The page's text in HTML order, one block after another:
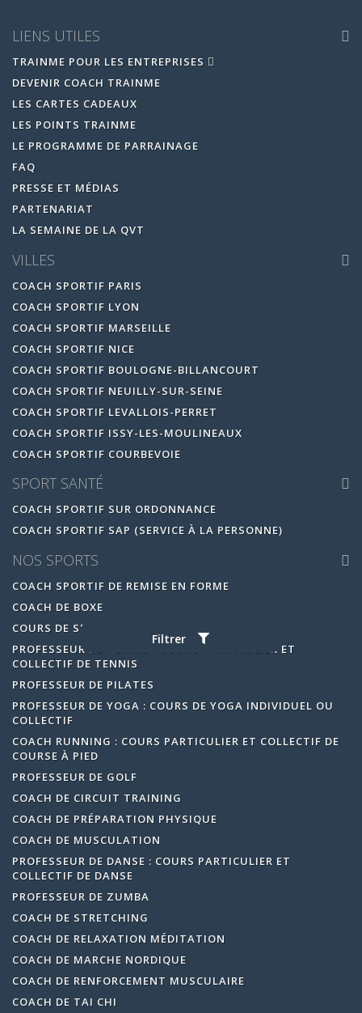
Filtrer
LIENS UTILES
TRAINME POUR LES ENTREPRISES
DEVENIR COACH TRAINME
LES CARTES CADEAUX
LES POINTS TRAINME
LE PROGRAMME DE PARRAINAGE
FAQ
PRESSE ET MÉDIAS
PARTENARIAT
LA SEMAINE DE LA QVT
VILLES
COACH SPORTIF PARIS
COACH SPORTIF LYON
COACH SPORTIF MARSEILLE
COACH SPORTIF NICE
COACH SPORTIF BOULOGNE-BILLANCOURT
COACH SPORTIF NEUILLY-SUR-SEINE
COACH SPORTIF LEVALLOIS-PERRET
COACH SPORTIF ISSY-LES-MOULINEAUX
COACH SPORTIF COURBEVOIE
SPORT SANTÉ
COACH SPORTIF SUR ORDONNANCE
COACH SPORTIF SAP (SERVICE À LA PERSONNE)
NOS SPORTS
COACH SPORTIF DE REMISE EN FORME
COACH DE BOXE
COURS DE SELF DÉFENSE
PROFESSEUR DE TENNIS : COURS PARTICULIER ET
COLLECTIF DE TENNIS
PROFESSEUR DE PILATES
PROFESSEUR DE YOGA : COURS DE YOGA INDIVIDUEL OU
COLLECTIF
COACH RUNNING : COURS PARTICULIER ET COLLECTIF DE
COURSE À PIED
PROFESSEUR DE GOLF
COACH DE CIRCUIT TRAINING
COACH DE PRÉPARATION PHYSIQUE
COACH DE MUSCULATION
PROFESSEUR DE DANSE : COURS PARTICULIER ET
COLLECTIF DE DANSE
PROFESSEUR DE ZUMBA
COACH DE STRETCHING
COACH DE RELAXATION MÉDITATION
COACH DE MARCHE NORDIQUE
COACH DE RENFORCEMENT MUSCULAIRE
COACH DE TAI CHI